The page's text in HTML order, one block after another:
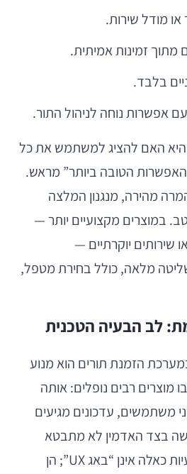
או מודל שירות.
מתוך זמינות אמיתית.
בלבד.
אפשרות נוחה לניהול התור.
האם להציג למשתמש את כל
הטובה ביותר” מראש.
מהירה, מנגנון המלצה
במוצרים מקצועיים יותר —
שירותים יוקרתיים —
מלאה, כולל בחירת מטפל,
לב הבעיה הטכנית
הזמנת תורים הוא מנוע
מוצרים רבים נופלים: אותה
משתמשים, עדכונים מגיעים
בצד האדמין לא מתבטא
מיידית באפליקציה. בעיות כאלה אינן “באג UX”; הן